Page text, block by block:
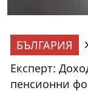
БЪЛГАРИЯ
Експерт:
пенсионни